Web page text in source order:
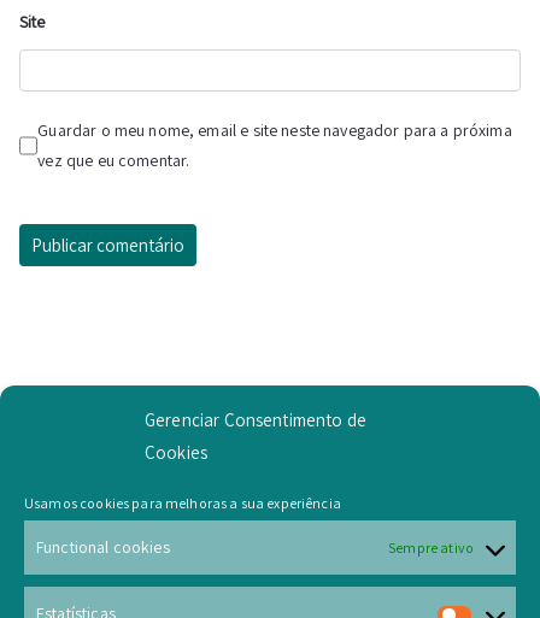
Gerenciar Consentimento de
Cookies
Usamos cookies para melhoras a sua experiência
Functional cookies Sempre ativo
Estatísticas
Site
Guardar o meu nome, email e site neste navegador para a próxima
vez que eu comentar.